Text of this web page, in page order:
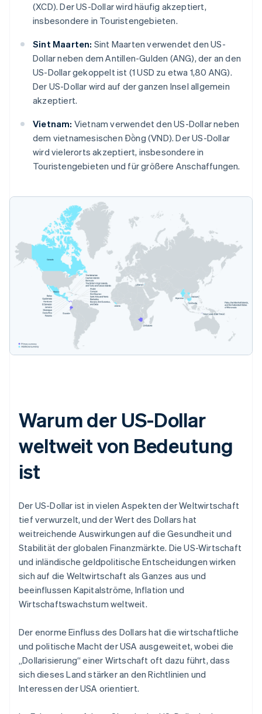
(XCD). Der US-Dollar wird häufig akzeptiert,
insbesondere in Touristengebieten.
Sint Maarten: Sint Maarten verwendet den US-
Dollar neben dem Antillen-Gulden (ANG), der an den
US-Dollar gekoppelt ist (1 USD zu etwa 1,80 ANG).
Der US-Dollar wird auf der ganzen Insel allgemein
akzeptiert.
Vietnam: Vietnam verwendet den US-Dollar neben
dem vietnamesischen Đồng (VND). Der US-Dollar
wird vielerorts akzeptiert, insbesondere in
Touristengebieten und für größere Anschaffungen.
Warum der US-Dollar
weltweit von Bedeutung
ist
Der US-Dollar ist in vielen Aspekten der Weltwirtschaft
tief verwurzelt, und der Wert des Dollars hat
weitreichende Auswirkungen auf die Gesundheit und
Stabilität der globalen Finanzmärkte. Die US-Wirtschaft
und inländische geldpolitische Entscheidungen wirken
sich auf die Weltwirtschaft als Ganzes aus und
beeinflussen Kapitalströme, Inflation und
Wirtschaftswachstum weltweit.
Der enorme Einfluss des Dollars hat die wirtschaftliche
und politische Macht der USA ausgeweitet, wobei die
„Dollarisierung“ einer Wirtschaft oft dazu führt, dass
sich dieses Land stärker an den Richtlinien und
Interessen der USA orientiert.